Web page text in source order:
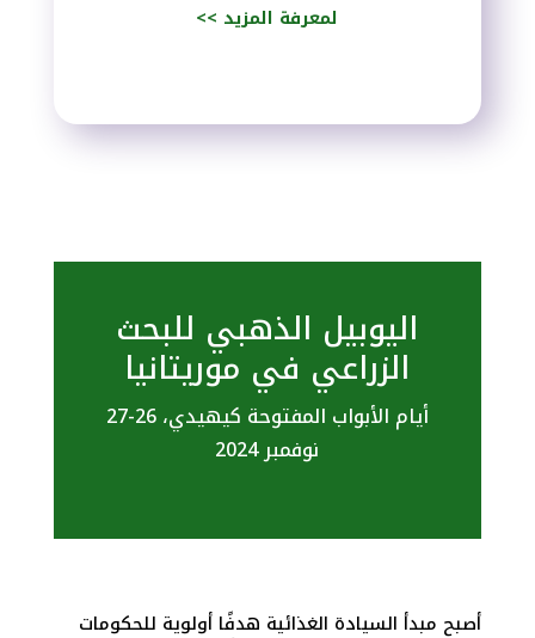
<< لمعرفة المزيد
اليوبيل الذهبي للبحث
الزراعي في موريتانيا
أيام الأبواب المفتوحة كيهيدي، 26-27
نوفمبر 2024
أصبح مبدأ السيادة الغذائية هدفًا أولوية للحكومات